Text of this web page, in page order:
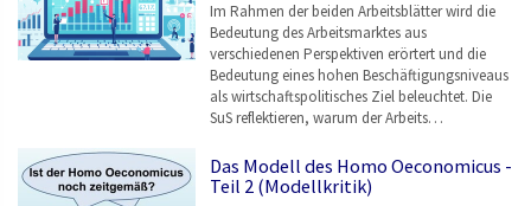
Im Rahmen der beiden Arbeitsblätter wird die
Bedeutung des Arbeitsmarktes aus
verschiedenen Perspektiven erörtert und die
Bedeutung eines hohen Beschäftigungsniveaus
als wirtschaftspolitisches Ziel beleuchtet. Die
SuS reflektieren, warum der Arbeits…
Das Modell des Homo Oeconomicus -
Teil 2 (Modellkritik)